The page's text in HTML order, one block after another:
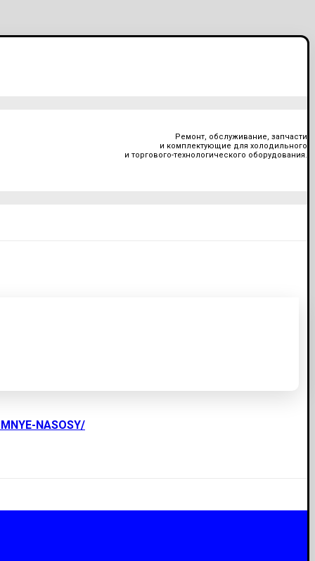
Ремонт, обслуживание, запчасти
и комплектующие для холодильного
и торгового-технологического оборудования.
NASOSY/